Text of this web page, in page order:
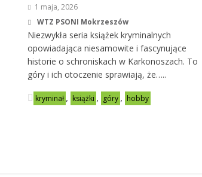
1 maja, 2026
WTZ PSONI Mokrzeszów
Niezwykła seria książek kryminalnych
opowiadająca niesamowite i fascynujące
historie o schroniskach w Karkonoszach. To
góry i ich otoczenie sprawiają, że…..
kryminał , książki , góry , hobby